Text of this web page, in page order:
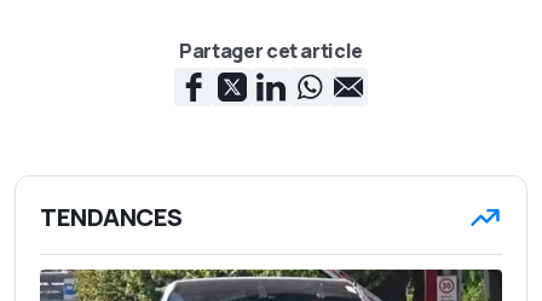
Partager cet article
TENDANCES